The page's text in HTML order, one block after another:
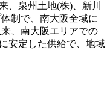
、泉州土地(株)、新川
制で、南大阪全域に
、 南大阪エリアでの
安定した供給で、地域